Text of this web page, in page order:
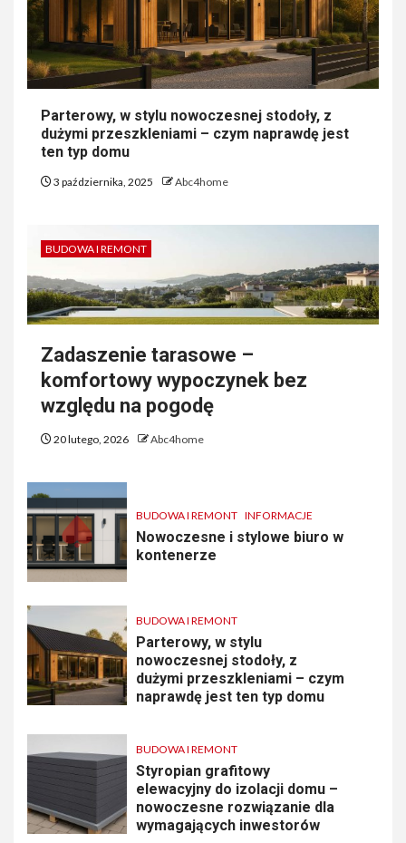
Parterowy, w stylu nowoczesnej stodoły, z
dużymi przeszkleniami – czym naprawdę jest
ten typ domu
3 października, 2025 Abc4home
BUDOWA I REMONT
Zadaszenie tarasowe –
komfortowy wypoczynek bez
względu na pogodę
20 lutego, 2026 Abc4home
BUDOWA I REMONT INFORMACJE
Nowoczesne i stylowe biuro w
kontenerze
BUDOWA I REMONT
Parterowy, w stylu
nowoczesnej stodoły, z
dużymi przeszkleniami – czym
naprawdę jest ten typ domu
BUDOWA I REMONT
Styropian grafitowy
elewacyjny do izolacji domu –
nowoczesne rozwiązanie dla
wymagających inwestorów